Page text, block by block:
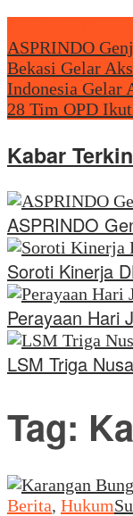
ASPRINDO
Bekasi Gelar
Indonesia Gelar
28 Tim OPD
Kabar
ASPRINDO
Soroti Kinerja
Perayaan Hari
LSM Triga
Tag:
Berita, Hukum